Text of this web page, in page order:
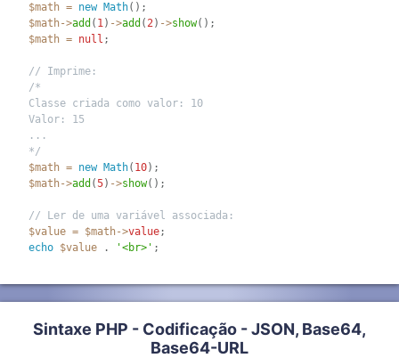
$math = new Math( ) ;
$math->add ( 1) ->add (2) ->show( ) ;
$math = null ;
// Imprime:
/*
Classe criada como valor: 10
Valor: 15
...
*/
$math = new Math( 10) ;
$math->add (5) ->show( ) ;
// Ler de uma variável associada:
$value = $math->value;
echo $value . '<br>' ;
Sintaxe PHP - Codificação - JSON, Base64,
Base64-URL